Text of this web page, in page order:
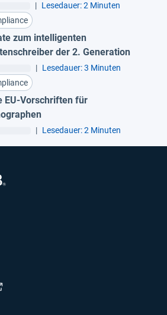
| Lesedauer: 2 Minuten
zum intelligenten
der 2. Generation
| Lesedauer: 3 Minuten
EU-Vorschriften für
| Lesedauer: 2 Minuten
Fenster öffnen
In neuem Fenster öffnen